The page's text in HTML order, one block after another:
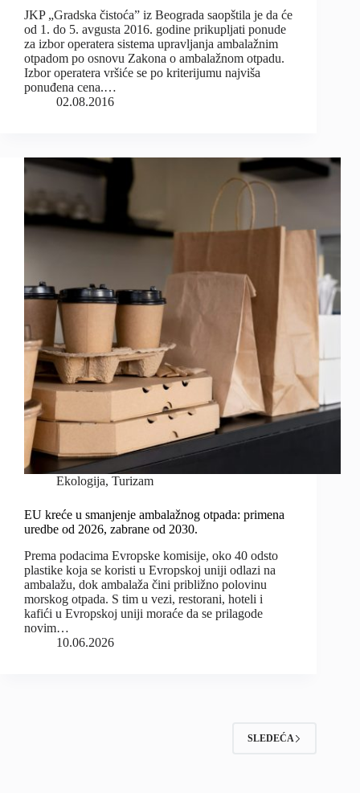
JKP „Gradska čistoća” iz Beograda saopštila je da će
od 1. do 5. avgusta 2016. godine prikupljati ponude
za izbor operatera sistema upravljanja ambalažnim
otpadom po osnovu Zakona o ambalažnom otpadu.
Izbor operatera vršiće se po kriterijumu najviša
ponuđena cena.…
02.08.2016
Ekologija, Turizam
EU kreće u smanjenje ambalažnog otpada: primena
uredbe od 2026, zabrane od 2030.
Prema podacima Evropske komisije, oko 40 odsto
plastike koja se koristi u Evropskoj uniji odlazi na
ambalažu, dok ambalaža čini približno polovinu
morskog otpada. S tim u vezi, restorani, hoteli i
kafići u Evropskoj uniji moraće da se prilagode
novim…
10.06.2026
SLEDEĆA